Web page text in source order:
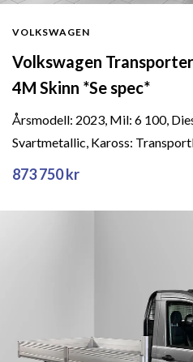
VOLKSWAGEN
Volkswagen
4M Skinn *Se spec*
Årsmodell: 2023, Mil: 6 100,
Svartmetallic, Kaross:
873 750 kr